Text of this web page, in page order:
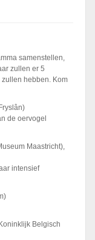
samenstellen,
zullen er 5
hebben. Kom
de oervogel
Maastricht),
intensief
Belgisch